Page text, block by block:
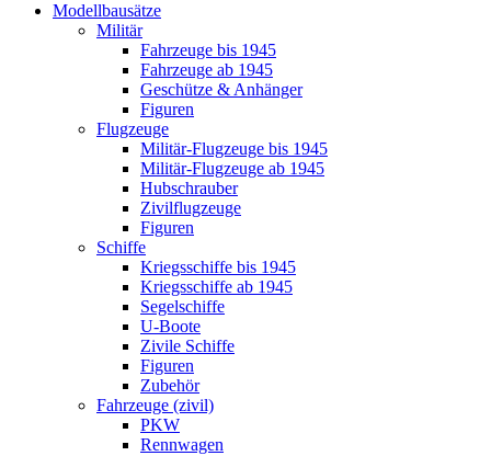
Modellbausätze
Militär
Fahrzeuge bis 1945
Fahrzeuge ab 1945
Geschütze & Anhänger
Figuren
Flugzeuge
Militär-Flugzeuge bis 1945
Militär-Flugzeuge ab 1945
Hubschrauber
Zivilflugzeuge
Figuren
Schiffe
Kriegsschiffe bis 1945
Kriegsschiffe ab 1945
Segelschiffe
U-Boote
Zivile Schiffe
Figuren
Zubehör
Fahrzeuge (zivil)
PKW
Rennwagen